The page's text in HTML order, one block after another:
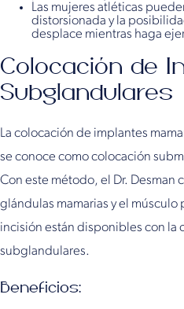
Las mujeres atléticas
distorsionada y la
desplace mientras haga
Colocación de
Subglandulares
La colocación de implantes
se conoce como colocación
Con este método, el Dr. Desman
glándulas mamarias y el músculo
incisión están disponibles con la
subglandulares.
Beneficios: